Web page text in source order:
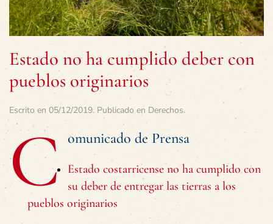
Estado no ha cumplido deber con
pueblos originarios
Escrito en 05/12/2019. Publicado en Derechos.
C omunicado de Prensa
Estado costarricense no ha cumplido con
su deber de entregar las tierras a los
pueblos originarios